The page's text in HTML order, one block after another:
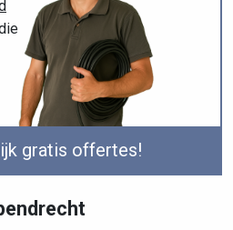
gratis offertes!